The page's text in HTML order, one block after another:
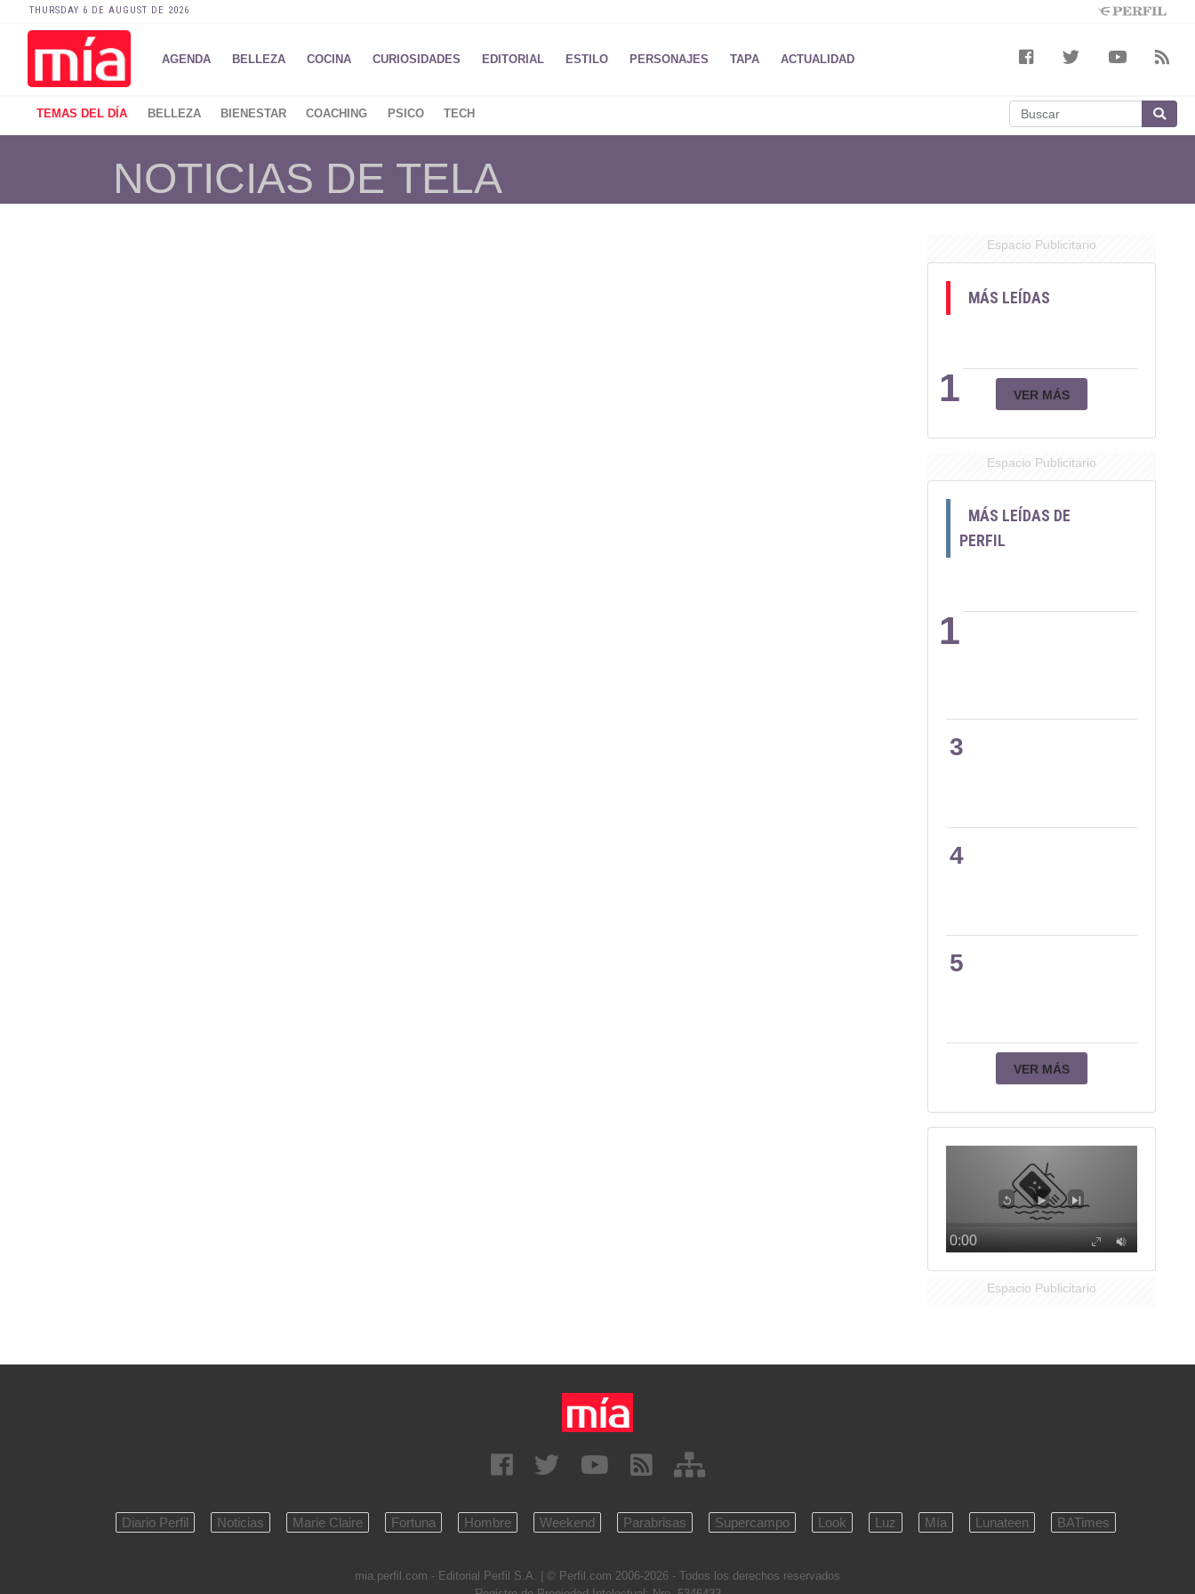
THURSDAY 6 DE AUGUST DE 2026
AGENDA BELLEZA COCINA CURIOSIDADES EDITORIAL ESTILO PERSONAJES TAPA ACTUALIDAD
TEMAS DEL DÍA BELLEZA BIENESTAR COACHING PSICO TECH
NOTICIAS DE TELA
Espacio Publicitario
MÁS LEÍDAS
1 VER MÁS
Espacio Publicitario
MÁS LEÍDAS DE
PERFIL
1
2
3
4
5
VER MÁS
Espacio Publicitario
Diario Perfil Noticias Marie Claire Fortuna Hombre Weekend Parabrisas Supercampo Look Luz Mía Lunateen BATimes
mia.perfil.com - Editorial Perfil S.A.
| © Perfil.com 2006-2026 - Todos los derechos reservados